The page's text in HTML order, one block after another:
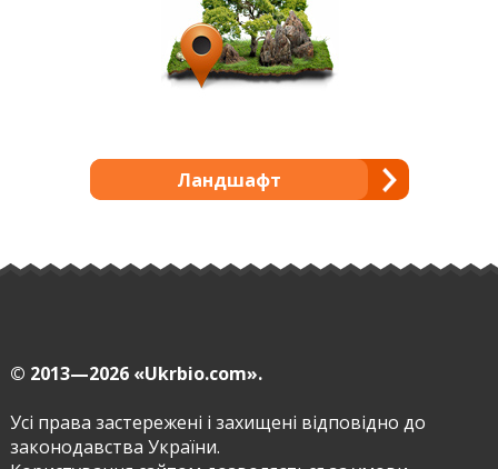
Ландшафт
© 2013—2026 «Ukrbio.com».
Усі права застережені і захищені відповідно до
законодавства України.